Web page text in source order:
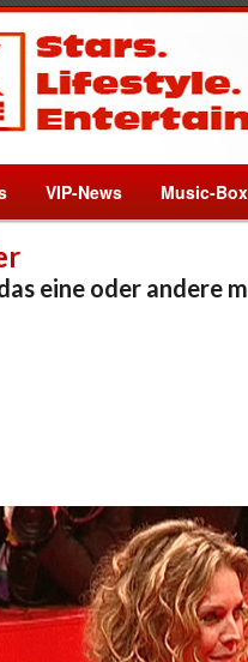
VIP-News Music-Box
eine oder andere